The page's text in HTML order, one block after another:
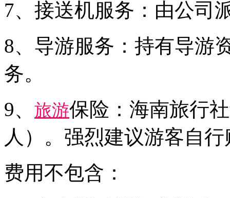
7、接送机服务：由公司
8、导游服务：持有导游
务。
9、 旅游保险：海南旅行
人）。强烈建议游客自行
费用不包含：